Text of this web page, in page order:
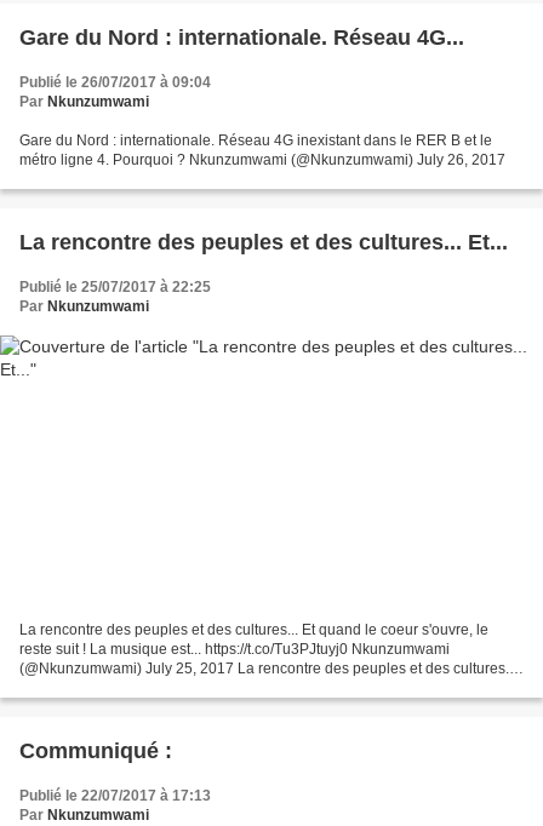
Gare du Nord : internationale. Réseau 4G...
Publié le 26/07/2017 à 09:04
Par Nkunzumwami
Gare du Nord : internationale. Réseau 4G inexistant dans le RER B et le
métro ligne 4. Pourquoi ? Nkunzumwami (@Nkunzumwami) July 26, 2017
La rencontre des peuples et des cultures... Et...
Publié le 25/07/2017 à 22:25
Par Nkunzumwami
La rencontre des peuples et des cultures... Et quand le coeur s'ouvre, le
reste suit ! La musique est... https://t.co/Tu3PJtuyj0 Nkunzumwami
(@Nkunzumwami) July 25, 2017 La rencontre des peuples et des cultures...
Communiqué :
Publié le 22/07/2017 à 17:13
Par Nkunzumwami